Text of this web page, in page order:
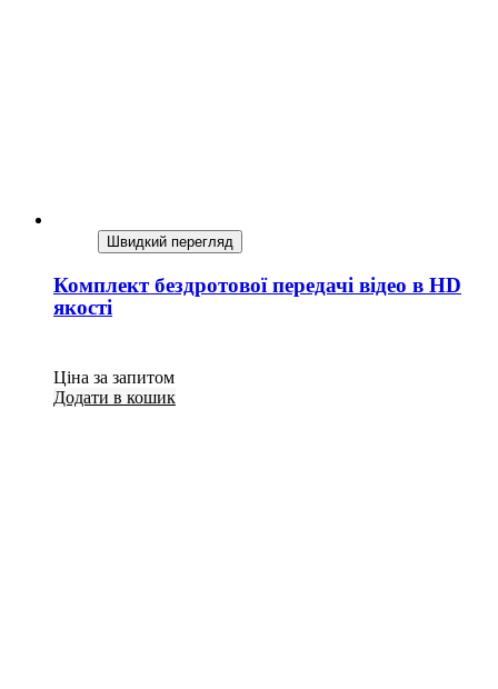
Швидкий перегляд
Комплект бездротової передачі відео в НD
якості
Ціна за запитом
Додати в кошик